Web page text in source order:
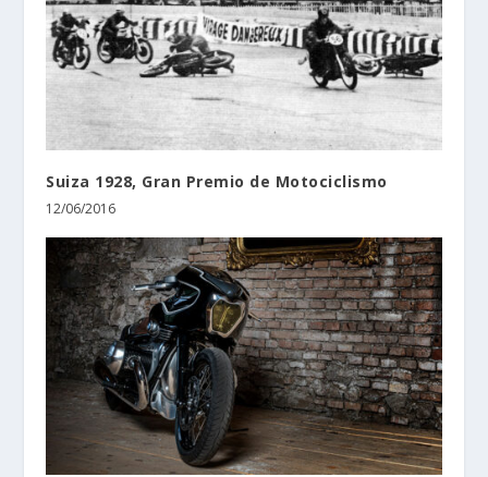
Suiza 1928, Gran Premio de Motociclismo
12/06/2016